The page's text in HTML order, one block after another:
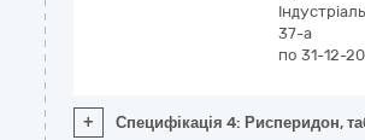
37-а
по 31-12-
+ Специфікація 4: Рисперидон,